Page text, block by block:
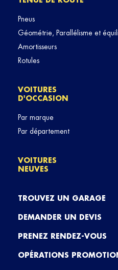
Pneus
Géométrie, Parallélisme et
Amortisseurs
Rotules
VOITURES
D'OCCASION
Par marque
Par département
VOITURES
NEUVES
TROUVEZ UN GARAGE
DEMANDER UN DEVIS
PRENEZ RENDEZ-VOUS
OPÉRATIONS